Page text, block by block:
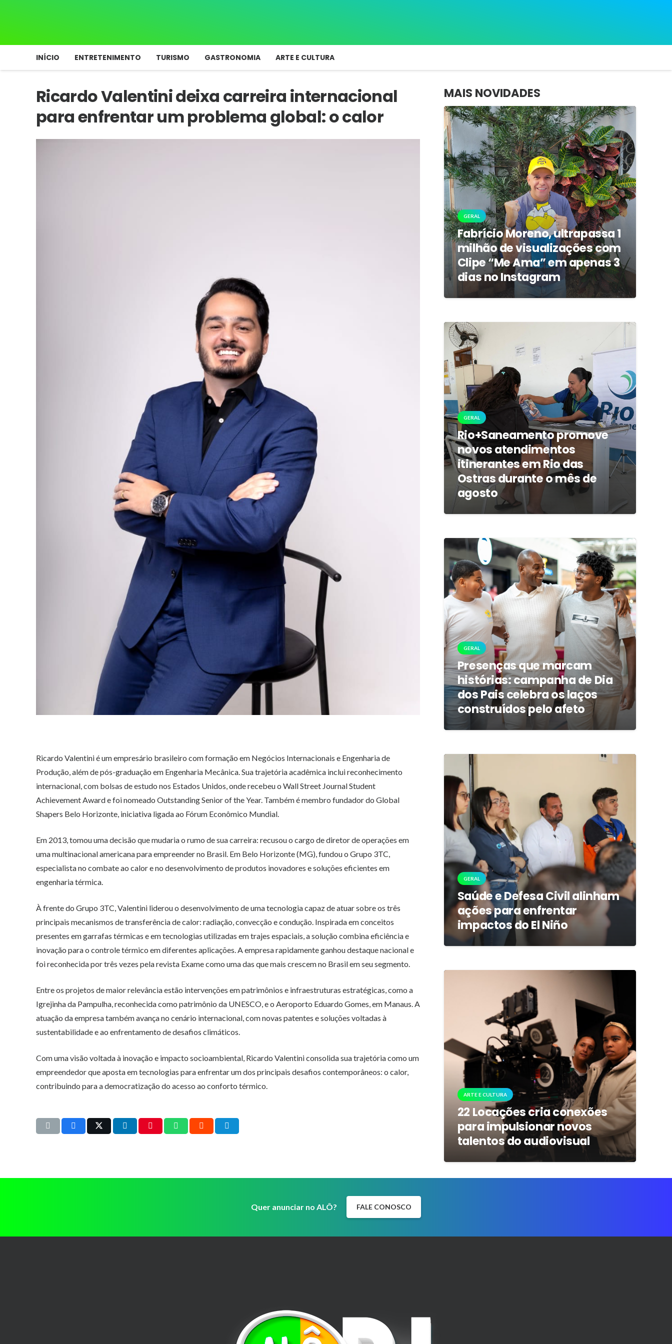
INÍCIO ENTRETENIMENTO TURISMO GASTRONOMIA ARTE E CULTURA
Ricardo Valentini deixa carreira internacional
para enfrentar um problema global: o calor
Ricardo Valentini é um empresário brasileiro com formação em Negócios Internacionais e Engenharia de
Produção, além de pós-graduação em Engenharia Mecânica. Sua trajetória acadêmica inclui reconhecimento
internacional, com bolsas de estudo nos Estados Unidos, onde recebeu o Wall Street Journal Student
Achievement Award e foi nomeado Outstanding Senior of the Year. Também é membro fundador do Global
Shapers Belo Horizonte, iniciativa ligada ao Fórum Econômico Mundial.
Em 2013, tomou uma decisão que mudaria o rumo de sua carreira: recusou o cargo de diretor de operações em
uma multinacional americana para empreender no Brasil. Em Belo Horizonte (MG), fundou o Grupo 3TC,
especialista no combate ao calor e no desenvolvimento de produtos inovadores e soluções eficientes em
engenharia térmica.
À frente do Grupo 3TC, Valentini liderou o desenvolvimento de uma tecnologia capaz de atuar sobre os três
principais mecanismos de transferência de calor: radiação, convecção e condução. Inspirada em conceitos
presentes em garrafas térmicas e em tecnologias utilizadas em trajes espaciais, a solução combina eficiência e
inovação para o controle térmico em diferentes aplicações. A empresa rapidamente ganhou destaque nacional e
foi reconhecida por três vezes pela revista Exame como uma das que mais crescem no Brasil em seu segmento.
Entre os projetos de maior relevância estão intervenções em patrimônios e infraestruturas estratégicas, como a
Igrejinha da Pampulha, reconhecida como patrimônio da UNESCO, e o Aeroporto Eduardo Gomes, em Manaus. A
atuação da empresa também avança no cenário internacional, com novas patentes e soluções voltadas à
sustentabilidade e ao enfrentamento de desafios climáticos.
Com uma visão voltada à inovação e impacto socioambiental, Ricardo Valentini consolida sua trajetória como um
empreendedor que aposta em tecnologias para enfrentar um dos principais desafios contemporâneos: o calor,
contribuindo para a democratização do acesso ao conforto térmico.
MAIS NOVIDADES
GERAL
Fabrício Moreno, ultrapassa 1
milhão de visualizações com
Clipe “Me Ama” em apenas 3
dias no Instagram
GERAL
Rio+Saneamento promove
novos atendimentos
itinerantes em Rio das
Ostras durante o mês de
agosto
GERAL
Presenças que marcam
histórias: campanha de Dia
dos Pais celebra os laços
construídos pelo afeto
GERAL
Saúde e Defesa Civil alinham
ações para enfrentar
impactos do El Niño
ARTE E CULTURA
22 Locações cria conexões
para impulsionar novos
talentos do audiovisual
Quer anunciar no ALÔ? FALE CONOSCO